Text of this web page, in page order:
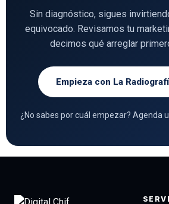
Sin diagnóstico, sigues
equivocado. Revisamos tu
decimos qué arreglar
Empieza con La
¿No sabes por cuál empezar? Agenda